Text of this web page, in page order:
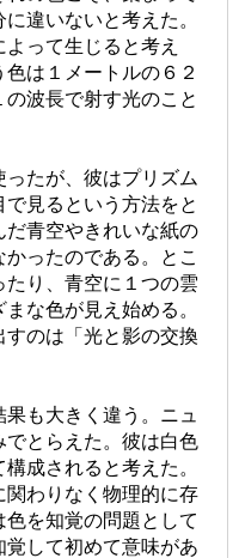
違いないと考えた。
って生じると考え
は１メートルの６２
波長で射す光のこと
たが、彼はプリズム
見るという方法をと
だ青空やきれいな紙の
ったのである。とこ
り、青空に１つの雲
な色が見え始める。
のは「光と影の交換
も大きく違う。ニュ
でとらえた。彼は白色
成されると考えた。
わりなく物理的に存
を知覚の問題として
して初めて意味があ